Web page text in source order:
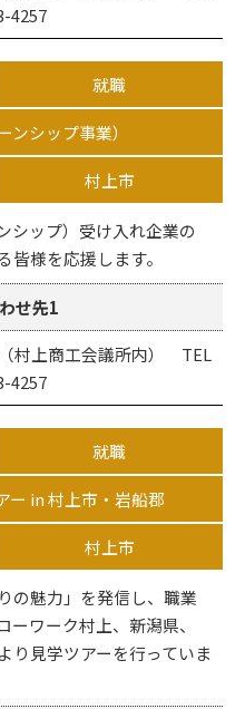
4257
就職
シップ事業）
村上市
シップ）受け入れ企業の
様を応援します。
せ先1
村上商工会議所内） TEL
4257
就職
ー in 村上市・岩船郡
村上市
の魅力」を発信し、職業
ワーク村上、新潟県、
り見学ツアーを行っていま